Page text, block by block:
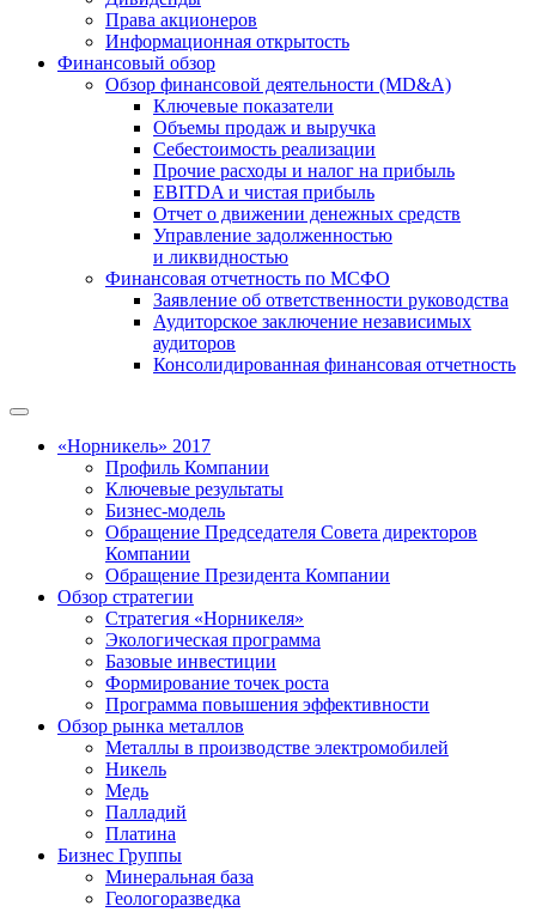
Права акционеров
Информационная открытость
Финансовый обзор
Обзор финансовой деятельности (MD&A)
Ключевые показатели
Объемы продаж и выручка
Себестоимость реализации
Прочие расходы и налог на прибыль
EBITDA и чистая прибыль
Отчет о движении денежных средств
Управление задолженностью
и ликвидностью
Финансовая отчетность по МСФО
Заявление об ответственности руководства
Аудиторское заключение независимых
аудиторов
Консолидированная финансовая отчетность
«Норникель» 2017
Профиль Компании
Ключевые результаты
Бизнес-модель
Обращение Председателя Совета директоров
Компании
Обращение Президента Компании
Обзор стратегии
Стратегия «Норникеля»
Экологическая программа
Базовые инвестиции
Формирование точек роста
Программа повышения эффективности
Обзор рынка металлов
Металлы в производстве электромобилей
Никель
Медь
Палладий
Платина
Бизнес Группы
Минеральная база
Геологоразведка